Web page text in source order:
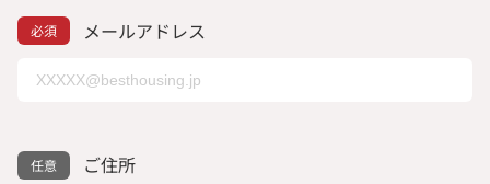
メールアドレス
ご住所